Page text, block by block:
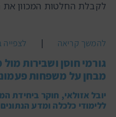
לקבלת החלטות המכוון
להמשך קריאה |
גורמי חוסן ושבירות
מבחן על משפחות
יובל אזולאי, חוקר ביחידת
ללימודי כלכלה ומדע הנתונים